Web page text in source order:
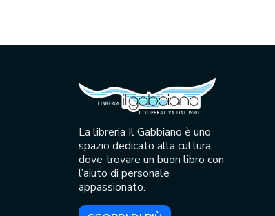
La libreria Il Gabbiano è uno
spazio dedicato alla cultura,
dove trovare un buon libro con
l’aiuto di personale
appassionato.